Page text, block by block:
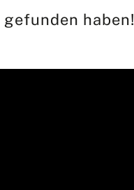
haben!